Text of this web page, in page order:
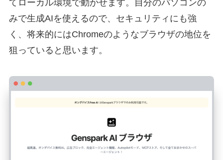
てローカル環境で動かせます。自分のパソコンの
みで生成AIを使えるので、セキュリティにも強
く、将来的にはChromeのようなブラウザの地位を
狙っていると思います。